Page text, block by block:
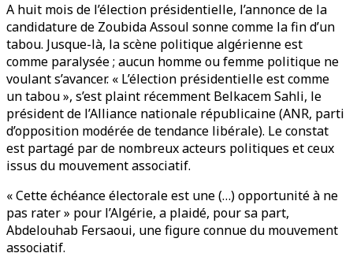
A huit mois de l’élection présidentielle, l’annonce de la
candidature de Zoubida Assoul sonne comme la fin d’un
tabou. Jusque-là, la scène politique algérienne est
comme paralysée ; aucun homme ou femme politique ne
voulant s’avancer. « L’élection présidentielle est comme
un tabou », s’est plaint récemment Belkacem Sahli, le
président de l’Alliance nationale républicaine (ANR, parti
d’opposition modérée de tendance libérale). Le constat
est partagé par de nombreux acteurs politiques et ceux
issus du mouvement associatif.
« Cette échéance électorale est une (…) opportunité à ne
pas rater » pour l’Algérie, a plaidé, pour sa part,
Abdelouhab Fersaoui, une figure connue du mouvement
associatif.